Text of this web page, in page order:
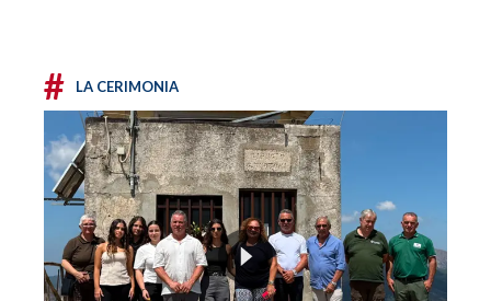
# LA CERIMONIA